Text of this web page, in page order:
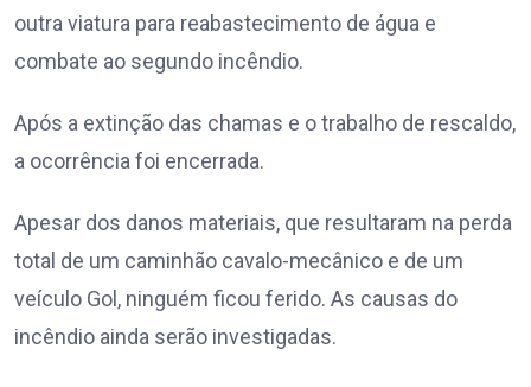
outra viatura para reabastecimento de água e
combate ao segundo incêndio.
Após a extinção das chamas e o trabalho de rescaldo,
a ocorrência foi encerrada.
Apesar dos danos materiais, que resultaram na perda
total de um caminhão cavalo-mecânico e de um
veículo Gol, ninguém ficou ferido. As causas do
incêndio ainda serão investigadas.